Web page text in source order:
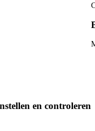
en controleren